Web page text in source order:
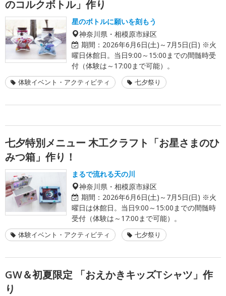
のコルクボトル」作り
星のボトルに願いを刻もう
神奈川県・相模原市緑区
期間： 2026年6月6日(土)～7月5日(日) ※火
曜日休館日。当日9:00～15:00までの間髄時受
付（体験は～17:00まで可能）。
体験イベント・アクティビティ 七夕祭り
七夕特別メニュー 木工クラフト「お星さまのひ
みつ箱」作り！
まるで流れる天の川
神奈川県・相模原市緑区
期間： 2026年6月6日(土)～7月5日(日) ※火
曜日は休館日。当日9:00～15:00までの間髄時
受付（体験は～17:00まで可能）。
体験イベント・アクティビティ 七夕祭り
GW＆初夏限定 「おえかきキッズTシャツ」作
り